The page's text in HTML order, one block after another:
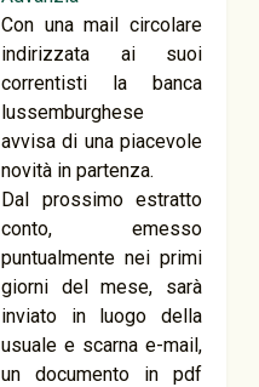
Con una mail circolare
indirizzata ai suoi
correntisti la banca
lussemburghese
avvisa di una piacevole
novità in partenza.
Dal prossimo estratto
conto, emesso
puntualmente nei primi
giorni del mese, sarà
inviato in luogo della
usuale e scarna e-mail,
un documento in pdf